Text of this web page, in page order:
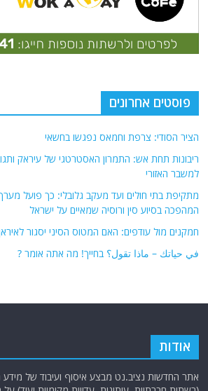
פוסטים אחרונים
הציר הסודי: צרפת וחמאס נפגשו בחשאי
ריבונות תחת אש: התמרון האסטרטגי של עיראק
למשבר האזורי
מתקיפת בתי חולים ועד מעקב גלובלי: כך פועל
המהפכה בסיוע סין ורוסיה שמאיים על ישראל
חמקנים מול עודפים: האם המטוס הסיני יסגור
في حياتك – ماذا تقول؟ בחייך! מה אתה אומר ?
אודות
אתר החדשות נציב.נט מבצע איסוף ועיבוד של מידע